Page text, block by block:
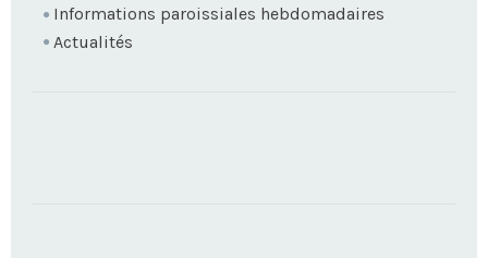
Informations paroissiales hebdomadaires
Actualités